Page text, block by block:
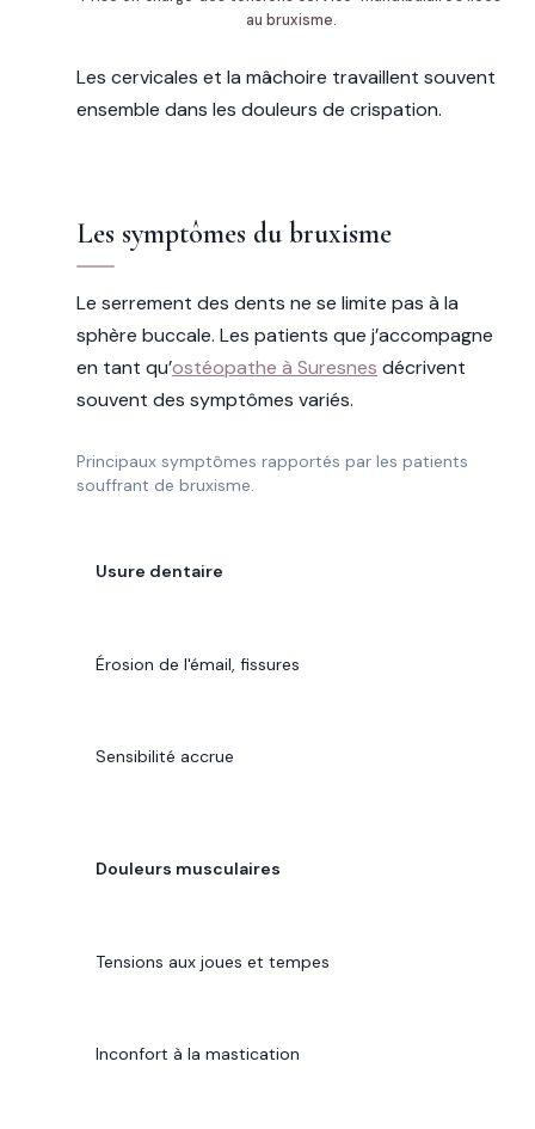
au bruxisme.
Les cervicales et la mâchoire travaillent souvent
ensemble dans les douleurs de crispation.
Les symptômes du bruxisme
Le serrement des dents ne se limite pas à la
sphère buccale. Les patients que j’accompagne
en tant qu’ostéopathe à Suresnes décrivent
souvent des symptômes variés.
Principaux symptômes rapportés par les patients
souffrant de bruxisme.
Usure dentaire
Érosion de l'émail, fissures
Sensibilité accrue
Douleurs musculaires
Tensions aux joues et tempes
Inconfort à la mastication